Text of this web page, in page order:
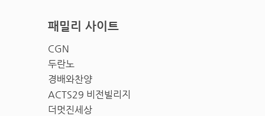
패밀리 사이트
CGN
두란노
경배와찬양
ACTS29 비전빌리지
더멋진세상